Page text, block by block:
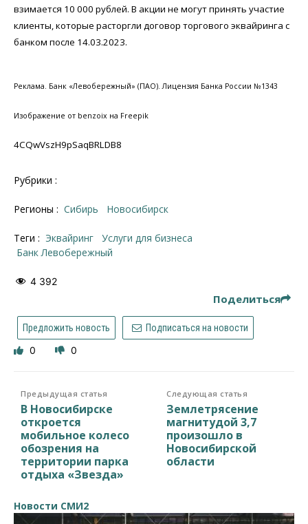
взимается 10 000 рублей. В акции не могут принять участие
клиенты, которые расторгли договор торгового эквайринга с
банком после 14.03.2023.
Реклама. Банк «Левобережный» (ПАО). Лицензия Банка России №1343
Изображение от benzoix на Freepik
4CQwVszH9pSaqBRLDB8
Рубрики :
Регионы : Сибирь Новосибирск
Теги : эквайринг
услуги для бизнеса
Банк Левобережный
4 392
Поделиться
Предложить новость Подписаться на новости
0 0
Предыдущая статья
В Новосибирске
откроется
мобильное колесо
обозрения на
территории парка
отдыха «Звезда»
Следующая статья
Землетрясение
магнитудой 3,7
произошло в
Новосибирской
области
Новости СМИ2